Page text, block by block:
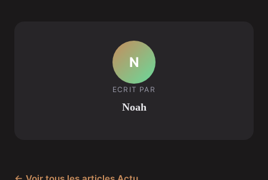
N
ECRIT PAR
Noah